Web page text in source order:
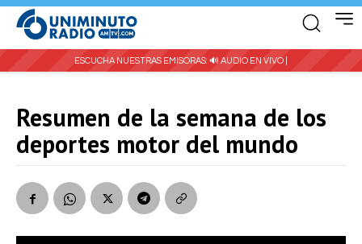
ESCUCHA NUESTRAS EMISORAS: 🔊 AUDIO EN VIVO |
Resumen de la semana de los
deportes motor del mundo